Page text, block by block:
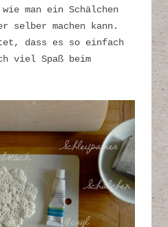
man ein Schälchen
selber machen kann.
dass es so einfach
viel Spaß beim